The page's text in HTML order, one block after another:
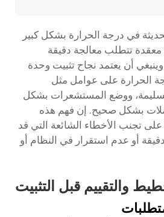
في درجة الحرارة بشكل كبير
معقدة تتطلب معالجة دقيقة
أن يعتمد نجاح تثبيت وحدة
الحرارة على عوامل مثل
السليمة، ووضع المستشعرات بشكل
بشكل صحيح. إن فهم هذه
تجنب الأخطاء الشائعة التي قد
أو عدم استقرار في النظام أو
والتقييم قبل التثبيت